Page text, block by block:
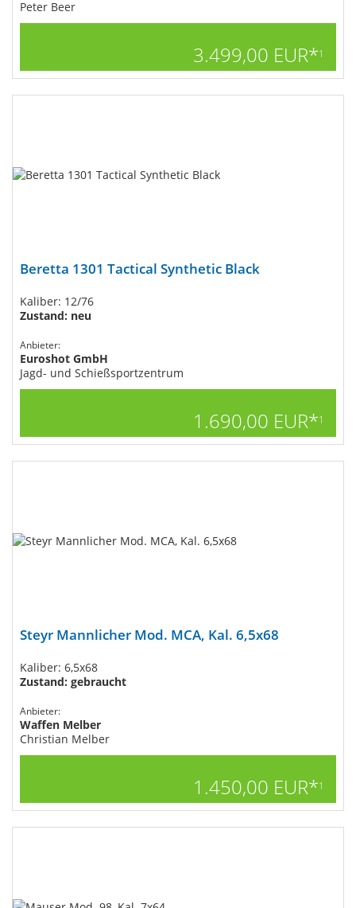
Peter Beer
3.499,00 EUR*1
Beretta 1301 Tactical Synthetic Black
Kaliber: 12/76
Zustand: neu
Anbieter:
Euroshot GmbH
Jagd- und Schießsportzentrum
1.690,00 EUR*1
Steyr Mannlicher Mod. MCA, Kal. 6,5x68
Kaliber: 6,5x68
Zustand: gebraucht
Anbieter:
Waffen Melber
Christian Melber
1.450,00 EUR*1